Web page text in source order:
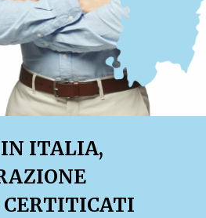
IN ITALIA,
CERTITICATI